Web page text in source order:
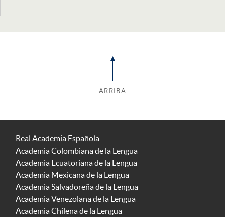
ARRIBA
Real Academia Española
Academia Colombiana de la Lengua
Academia Ecuatoriana de la Lengua
Academia Mexicana de la Lengua
Academia Salvadoreña de la Lengua
Academia Venezolana de la Lengua
Academia Chilena de la Lengua